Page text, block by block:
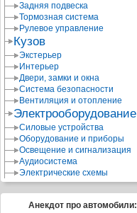
Задняя подвеска
Тормозная система
Рулевое управление
Кузов
Экстерьер
Интерьер
Двери, замки и окна
Система безопасности
Вентиляция и отопление
Электрооборудование
Силовые устройства
Оборудование и приборы
Освещение и сигнализация
Аудиосистема
Электрические схемы
Анекдот про автомобили: